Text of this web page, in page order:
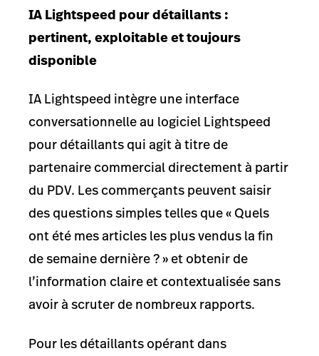
IA Lightspeed pour détaillants :
pertinent, exploitable et toujours
disponible
IA Lightspeed intègre une interface
conversationnelle au logiciel Lightspeed
pour détaillants qui agit à titre de
partenaire commercial directement à partir
du PDV. Les commerçants peuvent saisir
des questions simples telles que « Quels
ont été mes articles les plus vendus la fin
de semaine dernière ? » et obtenir de
l’information claire et contextualisée sans
avoir à scruter de nombreux rapports.
Pour les détaillants opérant dans